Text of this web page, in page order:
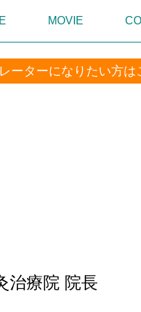
MOVIE
ーターになりたい方は
治療院 院長